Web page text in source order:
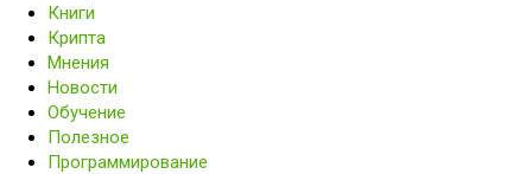
Книги
Крипта
Мнения
Новости
Обучение
Полезное
Программирование